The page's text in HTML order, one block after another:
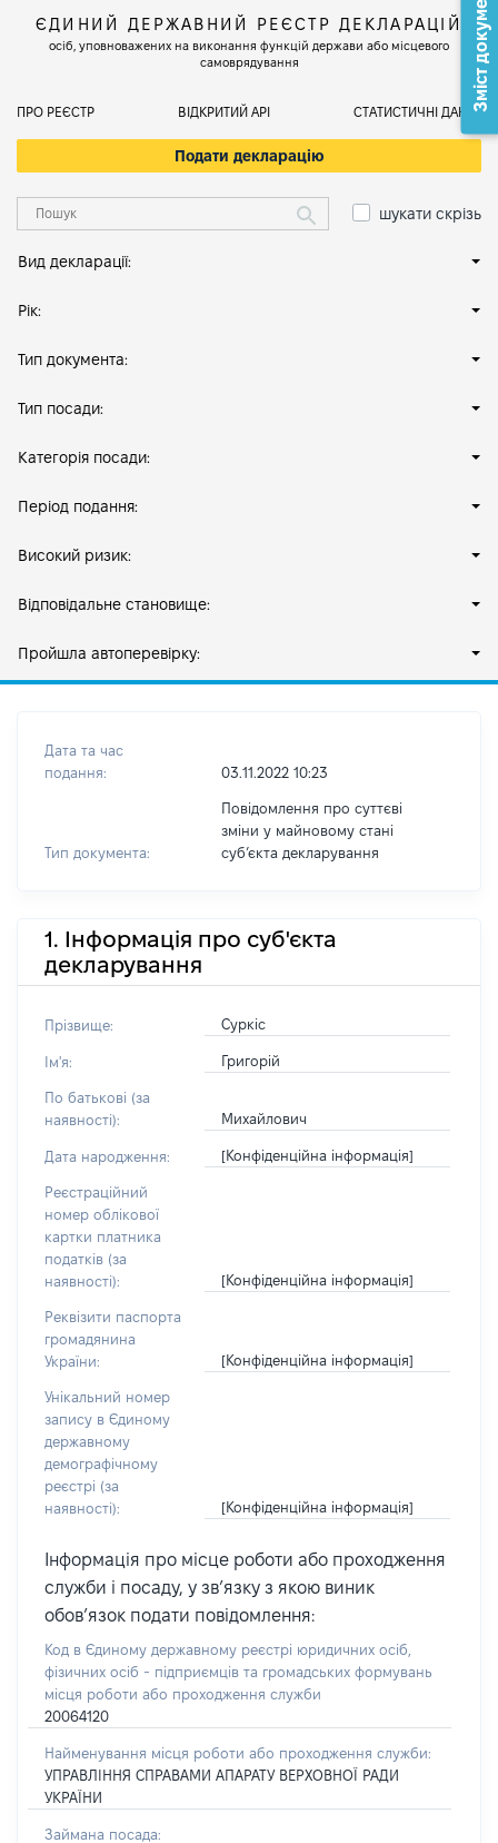
ЄДИНИЙ ДЕРЖАВНИЙ РЕЄСТР ДЕКЛАРАЦІЙ
осіб, уповноважених на виконання функцій держави або місцевого
самоврядування
ПРО РЕЄСТР ВІДКРИТИЙ АРІ СТАТИСТИЧНІ ДАНІ
Подати декларацію
шукати скрізь
Вид декларації:
Рік:
Тип документа:
Тип посади:
Категорія посади:
Період подання:
Високий ризик:
Відповідальне становище:
Пройшла автоперевірку:
Дата та час
подання:
03.11.2022 10:23
Тип документа:
Повідомлення про суттєві
зміни у майновому стані
субʼєкта декларування
1. Інформація про суб'єкта
декларування
Прізвище: Суркіс
Ім'я: Григорій
По батькові (за
наявності):
Михайлович
Дата народження: [Конфіденційна інформація]
Реєстраційний
номер облікової
картки платника
податків (за
наявності):
[Конфіденційна інформація]
Реквізити паспорта
громадянина
України:
[Конфіденційна інформація]
Унікальний номер
запису в Єдиному
державному
демографічному
реєстрі (за
наявності):
[Конфіденційна інформація]
Інформація про місце роботи або проходження
служби і посаду, у зв’язку з якою виник
обов’язок подати повідомлення:
Код в Єдиному державному реєстрі юридичних осіб,
фізичних осіб - підприємців та громадських формувань
місця роботи або проходження служби
20064120
Найменування місця роботи або проходження служби:
УПРАВЛІННЯ СПРАВАМИ АПАРАТУ ВЕРХОВНОЇ РАДИ
УКРАЇНИ
Займана посада:
Зміст документа